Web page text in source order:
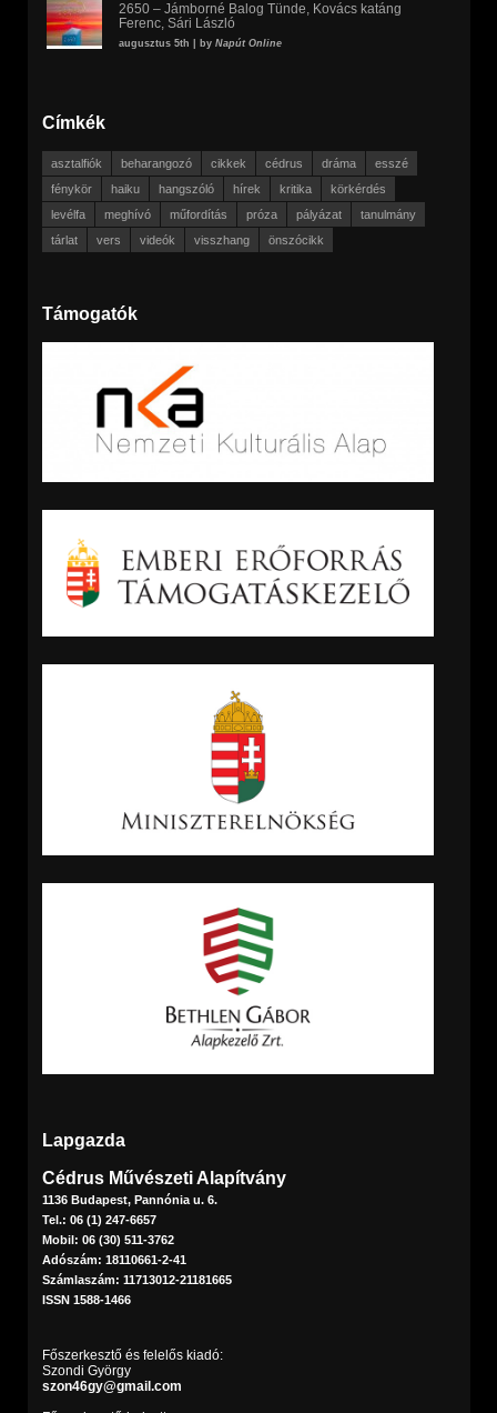
2650 – Jámborné Balog Tünde, Kovács katáng
Ferenc, Sári László
augusztus 5th | by Napút Online
Címkék
asztalfiók beharangozó cikkek cédrus dráma
esszé
fénykör
haiku hangszóló hírek kritika
körkérdés
levélfa
meghívó műfordítás próza pályázat
tanulmány
tárlat
vers videók visszhang önszócikk
Támogatók
Lapgazda
Cédrus Művészeti Alapítvány
1136 Budapest, Pannónia u. 6.
Tel.: 06 (1) 247-6657
Mobil: 06 (30) 511-3762
Adószám: 18110661-2-41
Számlaszám: 11713012-21181665
ISSN 1588-1466
Főszerkesztő és felelős kiadó:
Szondi György
szon46gy@gmail.com